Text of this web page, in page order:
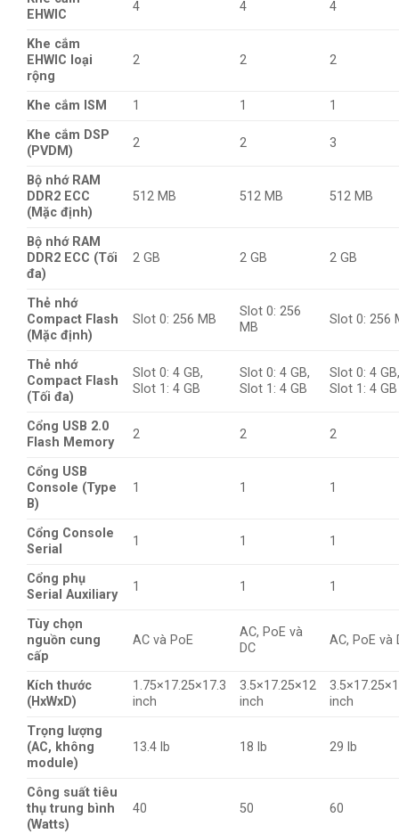
EHWIC
4 4 4
Khe cắm
EHWIC loại
rộng
2 2 2
Khe cắm ISM 1 1
1
Khe cắm DSP
(PVDM)
2 2 3
Bộ nhớ RAM
DDR2 ECC
(Mặc định)
512 MB 512 MB 512 MB
Bộ nhớ RAM
DDR2 ECC (Tối
đa)
2 GB 2 GB 2 GB
Thẻ nhớ
Compact Flash
(Mặc định)
Slot 0: 256 MB
Slot 0: 256
MB
Slot 0: 256
Thẻ nhớ
Compact Flash
(Tối đa)
Slot 0: 4 GB,
Slot 1: 4 GB
Slot 0: 4 GB,
Slot 1: 4 GB
Slot 0: 4
Slot 1: 4 GB
Cổng USB 2.0
Flash Memory
2 2 2
Cổng USB
Console (Type
B)
1 1 1
Cổng Console
Serial
1 1 1
Cổng phụ
Serial Auxiliary
1 1 1
Tùy chọn
nguồn cung
cấp
AC và PoE
AC, PoE và
DC
AC, PoE và
Kích thước
(HxWxD)
1.75×17.25×17.3
inch
3.5×17.25×12
inch
inch
Trọng lượng
(AC, không
module)
13.4 lb 18 lb 29 lb
Công suất tiêu
thụ trung bình
(Watts)
40 50 60